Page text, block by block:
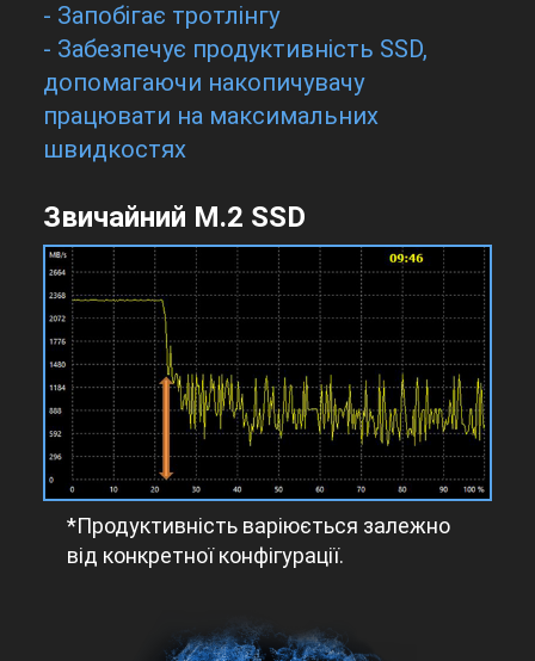
- Запобігає тротлінгу
- Забезпечує продуктивність SSD,
допомагаючи накопичувачу
працювати на максимальних
швидкостях
Звичайний M.2 SSD
*Продуктивність варіюється залежно
від конкретної конфігурації.